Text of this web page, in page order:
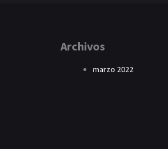
Archivos
marzo 2022